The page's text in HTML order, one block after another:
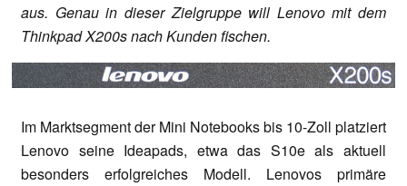
aus. Genau in dieser Zielgruppe will Lenovo mit dem
Thinkpad X200s nach Kunden fischen.
Im Marktsegment der Mini Notebooks bis 10-Zoll platziert
Lenovo seine Ideapads, etwa das S10e als aktuell
besonders erfolgreiches Modell. Lenovos primäre